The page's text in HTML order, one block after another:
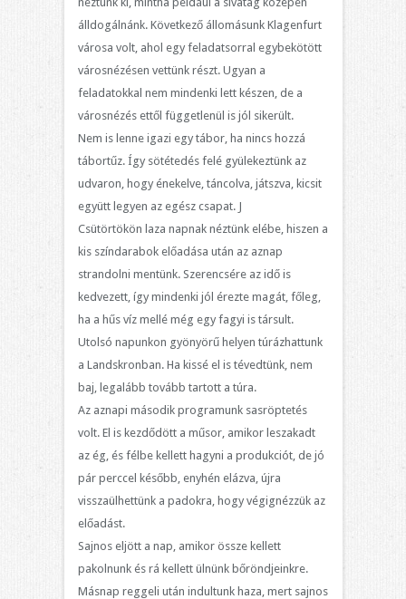
álldogálnánk. Következő állomásunk Klagenfurt
városa volt, ahol egy feladatsorral egybekötött
városnézésen vettünk részt. Ugyan a
feladatokkal nem mindenki lett készen, de a
városnézés ettől függetlenül is jól sikerült.
Nem is lenne igazi egy tábor, ha nincs hozzá
tábortűz. Így sötétedés felé gyülekeztünk az
udvaron, hogy énekelve, táncolva, játszva, kicsit
együtt legyen az egész csapat. J
Csütörtökön laza napnak néztünk elébe, hiszen a
kis színdarabok előadása után az aznap
strandolni mentünk. Szerencsére az idő is
kedvezett, így mindenki jól érezte magát, főleg,
ha a hűs víz mellé még egy fagyi is társult.
Utolsó napunkon gyönyörű helyen túrázhattunk
a Landskronban. Ha kissé el is tévedtünk, nem
baj, legalább tovább tartott a túra.
Az aznapi második programunk sasröptetés
volt. El is kezdődött a műsor, amikor leszakadt
az ég, és félbe kellett hagyni a produkciót, de jó
pár perccel később, enyhén elázva, újra
visszaülhettünk a padokra, hogy végignézzük az
előadást.
Sajnos eljött a nap, amikor össze kellett
pakolnunk és rá kellett ülnünk bőröndjeinkre.
Másnap reggeli után indultunk haza, mert sajnos